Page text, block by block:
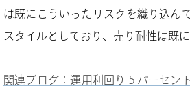
は既にこういったリスクを織り込ん
スタイルとしており、売り耐性は既に
関連ブログ：運用利回り５パーセン